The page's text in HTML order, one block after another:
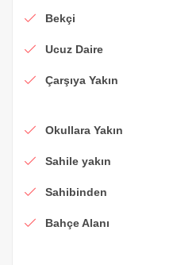
Bekçi
Ucuz Daire
Çarşıya Yakın
Okullara Yakın
Sahile yakın
Sahibinden
Bahçe Alanı